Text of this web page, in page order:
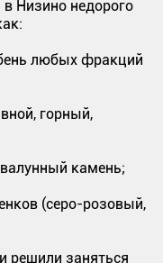
Низино недорого
любых фракций
горный,
камень;
(серо-розовый,
решили заняться